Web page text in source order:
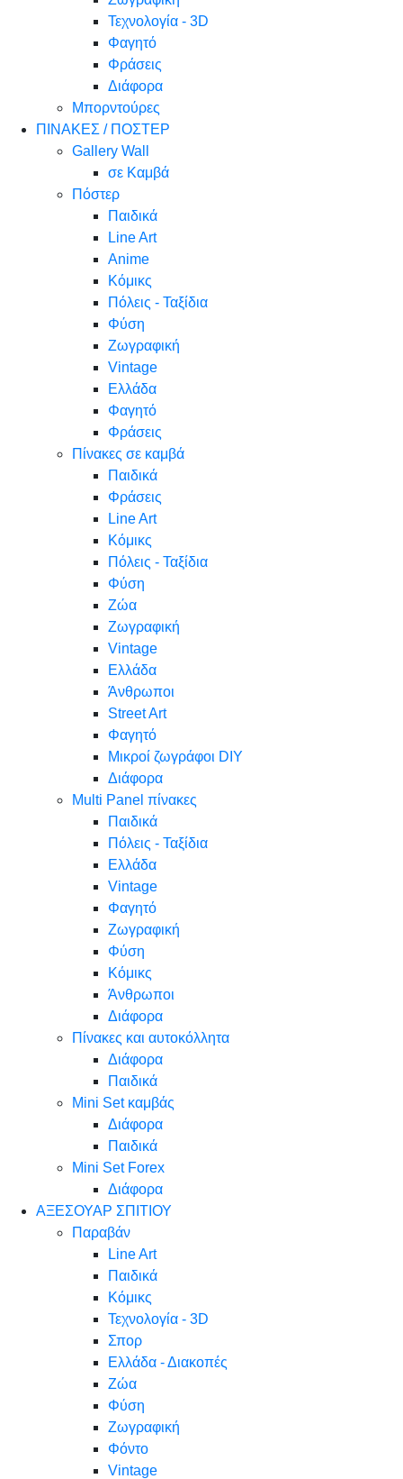
Τεχνολογία - 3D
Φαγητό
Φράσεις
Διάφορα
Μπορντούρες
ΠΙΝΑΚΕΣ / ΠΟΣΤΕΡ
Gallery Wall
σε Καμβά
Πόστερ
Παιδικά
Line Art
Anime
Κόμικς
Πόλεις - Ταξίδια
Φύση
Ζωγραφική
Vintage
Ελλάδα
Φαγητό
Φράσεις
Πίνακες σε καμβά
Παιδικά
Φράσεις
Line Art
Κόμικς
Πόλεις - Ταξίδια
Φύση
Ζώα
Ζωγραφική
Vintage
Ελλάδα
Άνθρωποι
Street Art
Φαγητό
Μικροί ζωγράφοι DIY
Διάφορα
Multi Panel πίνακες
Παιδικά
Πόλεις - Ταξίδια
Ελλάδα
Vintage
Φαγητό
Ζωγραφική
Φύση
Κόμικς
Άνθρωποι
Διάφορα
Πίνακες και αυτοκόλλητα
Διάφορα
Παιδικά
Mini Set καμβάς
Διάφορα
Παιδικά
Mini Set Forex
Διάφορα
ΑΞΕΣΟΥΑΡ ΣΠΙΤΙΟΥ
Παραβάν
Line Art
Παιδικά
Κόμικς
Τεχνολογία - 3D
Σπορ
Ελλάδα - Διακοπές
Ζώα
Φύση
Ζωγραφική
Φόντο
Vintage